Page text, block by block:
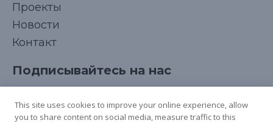
Проекты
Новости
Контакт
Подписывайтесь на нас
German
This site uses cookies to improve your online experience, allow
you to share content on social media, measure traffic to this